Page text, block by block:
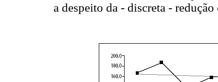
a despeito da - discreta -